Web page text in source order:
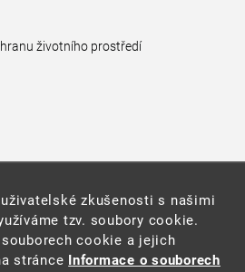
životního prostředí
(PDF, 204 kB)
zkušenosti s našimi
tzv. soubory cookie.
cookie a jejich
stránce Informace o souborech